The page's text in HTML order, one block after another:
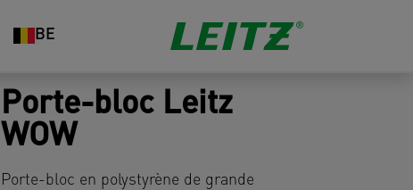
BE
Porte-bloc Leitz
WOW
Porte-bloc en polystyrène de grande